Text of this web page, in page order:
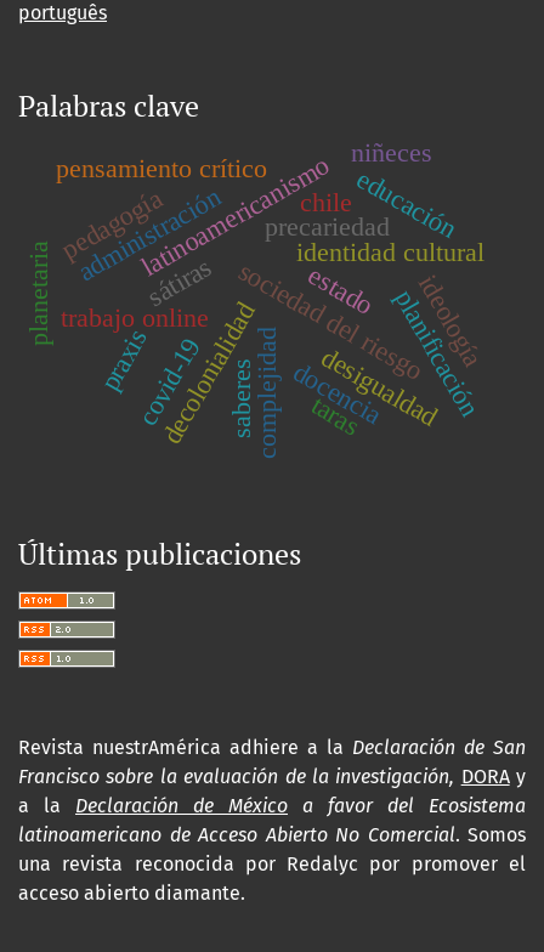
português
Palabras clave
decolonialidadcomplejidaddocencia
sociedad del riesgo
trabajo online
precariedad
latinoamericanismo
pensamiento crítico
identidad cultural
administración educación
planificación
pedagogía
praxis desigualdad
covid-19
ideología
estado
chile
taras
sátiras
planetaria
niñeces
saberes
Últimas publicaciones
Revista nuestrAmérica adhiere a la Declaración de San
Francisco sobre la evaluación de la investigación, DORAy
a la Declaración de México a favor del Ecosistema
latinoamericano de Acceso Abierto No Comercial. Somos
una revista reconocida por Redalyc por promover el
acceso abierto diamante.